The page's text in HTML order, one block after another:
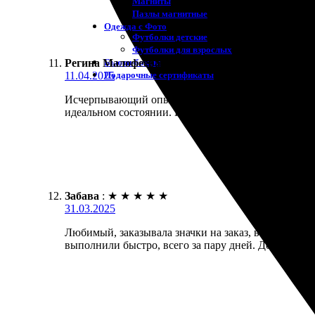
Пазлы магнитные
Одежда с Фото
Футболки детские
Футболки для взрослых
Бьюти-боксы
Подарочные сертификаты
Регина Малофеева
11.04.2025
Исчерпывающий опыт. Заказала значки на заказ,
идеальном состоянии. Качество значков просто
Забава : ★ ★ ★ ★ ★
31.03.2025
Любимый, заказывала значки на заказ, все
выполнили быстро, всего за пару дней. Доставка